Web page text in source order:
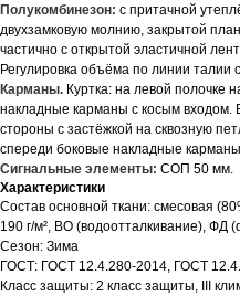
Полукомбинезон: с притачной
двухзамковую молнию, закрытой
частично с открытой эластичной
Регулировка объёма по линии талии
Карманы. Куртка: на левой полочке
накладные карманы с косым входом.
стороны с застёжкой на сквозную
спереди боковые накладные
Сигнальные элементы: СОП 50 мм.
Характеристики
Состав основной ткани: смесовая
190 г/м², ВО (водоотталкивание), ФД
Сезон: Зима
ГОСТ: ГОСТ 12.4.280-2014, ГОСТ
Класс защиты: 2 класс защиты, III